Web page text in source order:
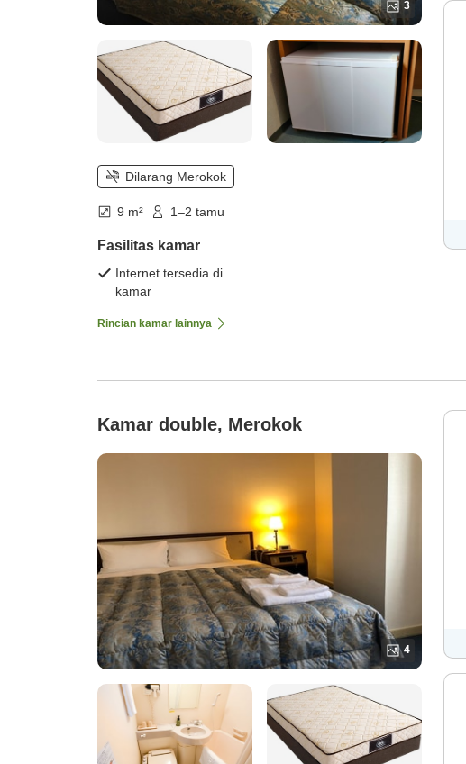
3
Dilarang Merokok
9 m² 1–2 tamu
Fasilitas kamar
Internet tersedia di
kamar
Rincian kamar lainnya
Kamar double, Merokok
4